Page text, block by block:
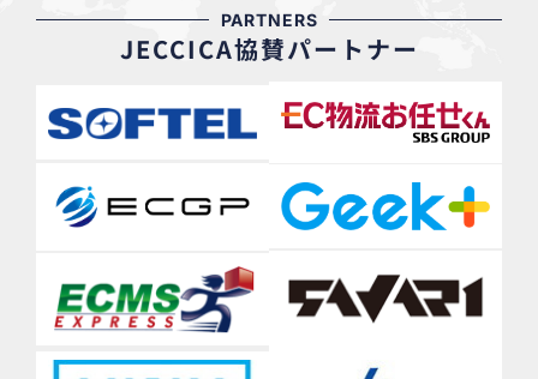
PARTNERS
JECCICA協賛パートナー